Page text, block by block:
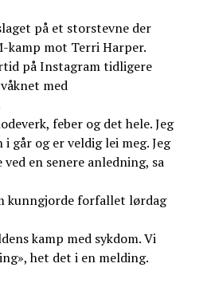
på et storstevne der
kamp mot Terri Harper.
på Instagram tidligere
med
feber og det hele. Jeg
går og er veldig lei meg. Jeg
en senere anledning, sa
kunngjorde forfallet lørdag
kamp med sykdom. Vi
het det i en melding.